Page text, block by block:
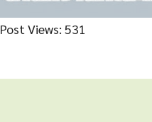
Post Views: 531